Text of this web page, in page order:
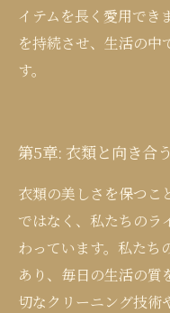
イテムを長く愛用でき
を持続させ、生活の中
す。
第5章: 衣類と向き合
衣類の美しさを保つこ
ではなく、私たちのラ
わっています。私たち
あり、毎日の生活の質
切なクリーニング技術